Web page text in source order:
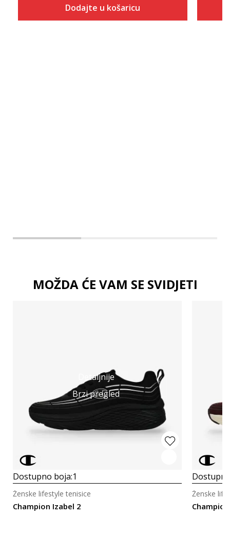
Dodajte u košaricu
MOŽDA ĆE VAM SE SVIDJETI
Detaljnije
Brzi pregled
Dostupno boja:1
Champion Izabel 2
Ženske lifestyle tenisice Ženske